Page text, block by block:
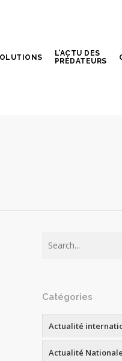
L’ACTU DES
PRÉDATEURS
Catégories
Actualité
Actualité Nationale